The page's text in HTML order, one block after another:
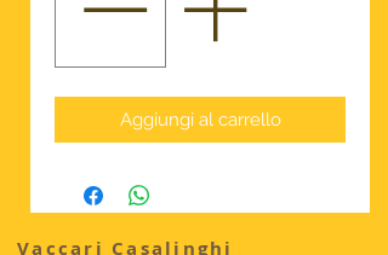
Aggiungi al carrello
Vaccari Casalinghi